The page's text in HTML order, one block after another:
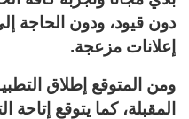
دون قيود، ودون الحاجة
إعلانات مزعجة.
ومن المتوقع إطلاق
المقبلة، كما يتوقع